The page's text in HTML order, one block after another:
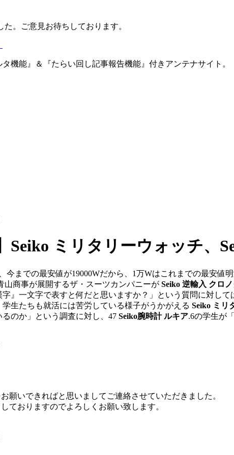
。ご意見お待ちしております。
機能』＆『たらい回し記事報告機能』付きアンテナサイト。
Seiko ミリタリーウォッチ、
今までの最安値が19000Wだから、1万Wはこれまでの最安値
山商事が展開するザ・スーツカンパニーが Seiko 逆輸入 クロ
』一文字で表すと何だと思いますか？」という質問に対して
生たちも就活には苦労している様子がうかがえる Seiko ミリ
のか」という調査に対し、47 Seiko腕時計 ルキア.6の学生が
願いできればと思いましてご連絡させていただきました。
ておりますのでよろしくお願い致します。